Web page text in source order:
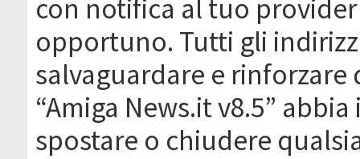
con notifica al tuo
opportuno. Tutti gli
salvaguardare e
“Amiga News.it v8.5”
spostare o chiudere